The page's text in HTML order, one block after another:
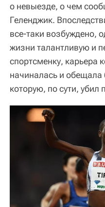
о невыезде, о чем
Геленджик.
все-таки возбуждено,
жизни талантливую и
спортсменку, карьера
начиналась и обещала
которую, по сути, убил